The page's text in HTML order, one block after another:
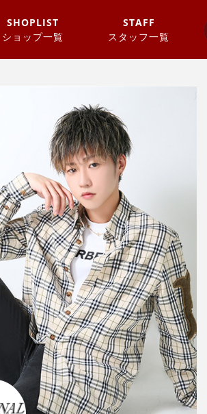
SHOPLIST
ショップ一覧
STAFF
スタッフ一覧